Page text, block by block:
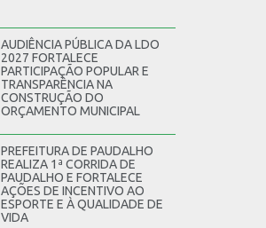
AUDIÊNCIA PÚBLICA DA LDO
2027 FORTALECE
PARTICIPAÇÃO POPULAR E
TRANSPARÊNCIA NA
CONSTRUÇÃO DO
ORÇAMENTO MUNICIPAL
PREFEITURA DE PAUDALHO
REALIZA 1ª CORRIDA DE
PAUDALHO E FORTALECE
AÇÕES DE INCENTIVO AO
ESPORTE E À QUALIDADE DE
VIDA